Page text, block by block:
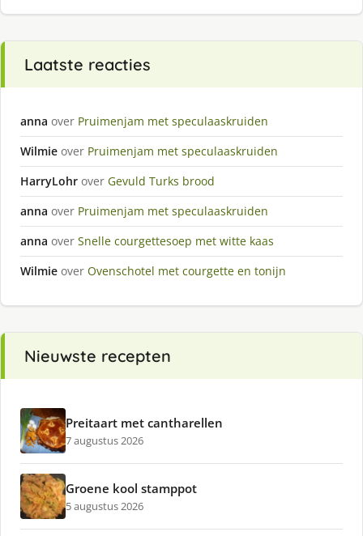
Laatste reacties
anna over Pruimenjam met speculaaskruiden
Wilmie over Pruimenjam met speculaaskruiden
HarryLohr over Gevuld Turks brood
anna over Pruimenjam met speculaaskruiden
anna over Snelle courgettesoep met witte kaas
Wilmie over Ovenschotel met courgette en tonijn
Nieuwste recepten
Preitaart met cantharellen
7 augustus 2026
Groene kool stamppot
5 augustus 2026